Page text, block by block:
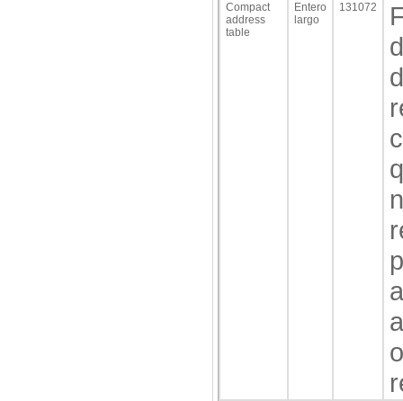
Compact
address
table
Entero
largo
131072